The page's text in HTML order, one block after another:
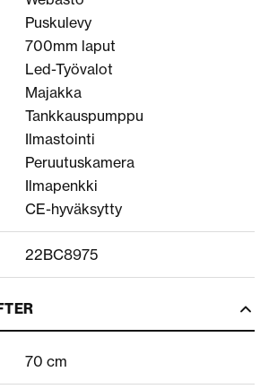
Puskulevy
700mm laput
Led-Työvalot
Majakka
Tankkauspumppu
Ilmastointi
Peruutuskamera
Ilmapenkki
CE-hyväksytty
22BC8975
70 cm